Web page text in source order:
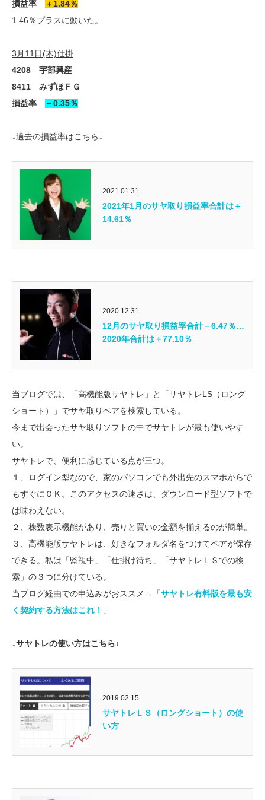
損益率
＋1.84％
1.46％プラスに動いた。
3月11日(木)仕掛
4208 宇部興産
8411 みずほＦＧ
損益率
－0.35％
↓過去の損益率はこちら↓
2021.01.31
2021年1月のサヤ取り損益率合計は＋
14.61％
2020.12.31
12月のサヤ取り損益率合計－6.47％…
2020年合計は＋77.10％
当ブログでは、「高機能版サヤトレ」と「サヤトレLS（ロング
ショート）」でサヤ取りペアを検索している。
今まで出会ったサヤ取りソフトの中でサヤトレが最も使いやす
い。
サヤトレで、便利に感じている点が三つ。
１、ログイン型なので、家のパソコンでも外出先のスマホからで
もすぐにＯＫ。このアクセスの速さは、ダウンロード型ソフトで
は味わえない。
２、株数表示機能があり、売りと買いの金額を揃えるのが簡単。
３、高機能版サヤトレは、好きなフォルダ名をつけてペアが保存
できる。私は「監視中」「仕掛け待ち」「サヤトレＬＳでの検
索」の３つに分けている。
当ブログ経由での申込みがおススメ→「サヤトレ有料版を最も安
く契約する方法はこれ！
」
↓サヤトレの使い方はこちら↓
2019.02.15
サヤトレＬＳ（ロングショート）の使
い方